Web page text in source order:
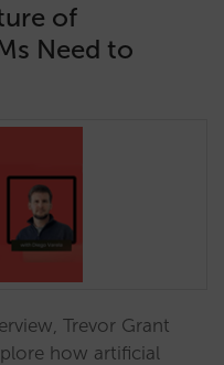
of
Need to
Trevor Grant
how artificial